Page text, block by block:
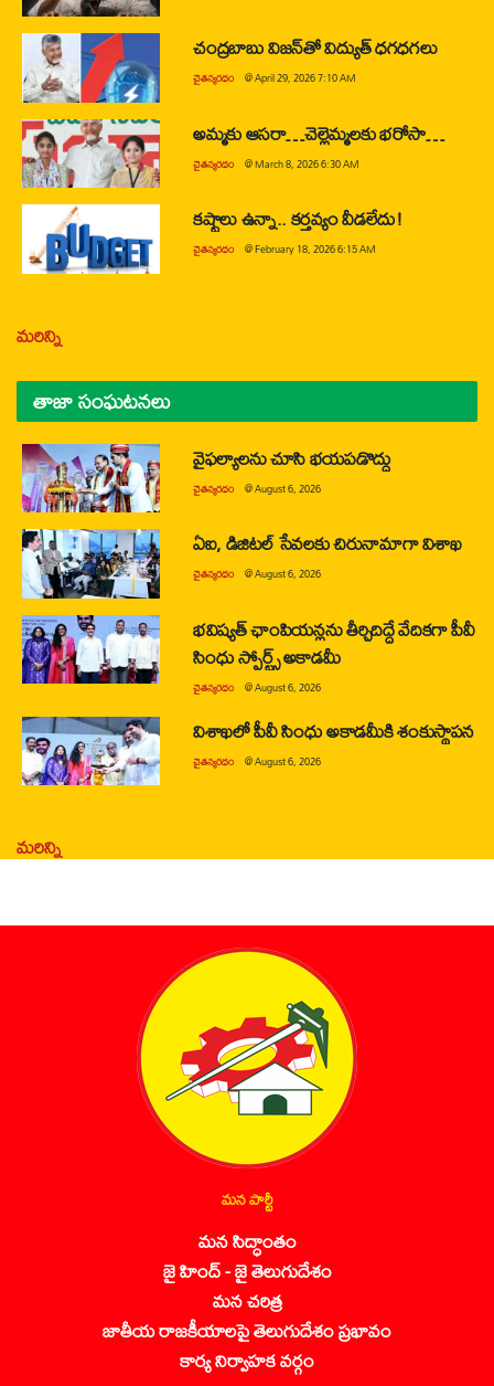
చంద్రబాబు విజన్‌తో విద్యుత్ ధగధగలు
చైతన్యరధం @April 29, 2026 7:10 AM
అమ్మకు ఆసరా…చెల్లెమ్మలకు భరోసా…
చైతన్యరధం @March 8, 2026 6:30 AM
కష్టాలు ఉన్నా.. కర్తవ్యం వీడలేదు!
చైతన్యరధం @February 18, 2026 6:15 AM
మరిన్ని
తాజా సంఘటనలు
వైఫల్యాలను చూసి భయపడొద్దు
చైతన్యరధం @August 6, 2026
ఏఐ, డిజిటల్ సేవలకు చిరునామాగా విశాఖ
చైతన్యరధం @August 6, 2026
భవిష్యత్ ఛాంపియన్లను తీర్చిదిద్దే వేదికగా పీవీ
సింధు స్పోర్ట్స్ అకాడమీ
చైతన్యరధం @August 6, 2026
విశాఖలో పీవీ సింధు అకాడమీకి శంకుస్థాపన
చైతన్యరధం @August 6, 2026
మరిన్ని
మన పార్టీ
మన సిద్ధాంతం
జై హింద్ - జై తెలుగుదేశం
మన చరిత్ర
జాతీయ రాజకీయాలపై తెలుగుదేశం ప్రభావం
కార్య నిర్వాహక వర్గం